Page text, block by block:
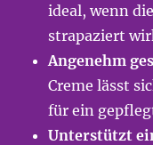
ideal, wenn
strapaziert
Angenehm
Creme lässt
für ein
Unterstützt